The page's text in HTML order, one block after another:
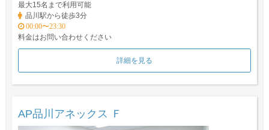
最大15名まで利用可能
品川駅から徒歩3分
00:00〜23:30
料金はお問い合わせください
詳細を見る
AP品川アネックス Ｆ